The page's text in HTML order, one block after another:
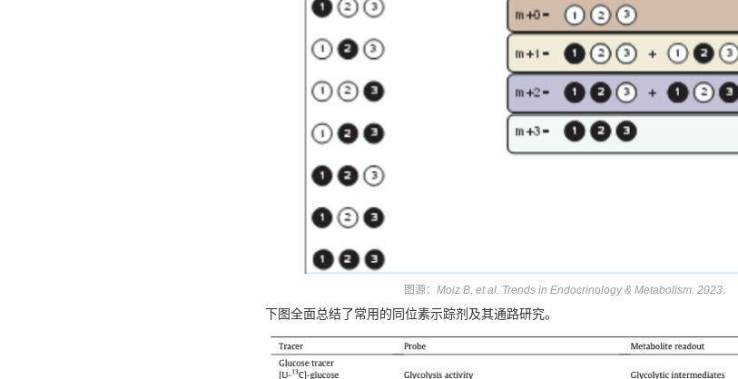
图源： Moiz B, et al. Trends in Endocrinology & Metabolism. 2023.
下图全面总结了常用的同位素示踪剂及其通路研究。